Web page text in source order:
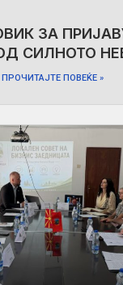
ЗА
СИЛНОТО
ПРОЧИТАЈТЕ ПОВЕЌЕ »